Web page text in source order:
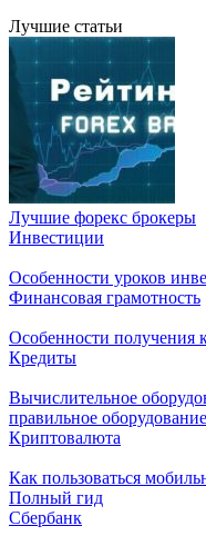
Лучшие статьи
Лучшие форекс брокеры
Инвестиции
Особенности уроков
Финансовая грамотность
Особенности получения
Кредиты
Вычислительное
правильное
Криптовалюта
Как пользоваться
Полный гид
Сбербанк